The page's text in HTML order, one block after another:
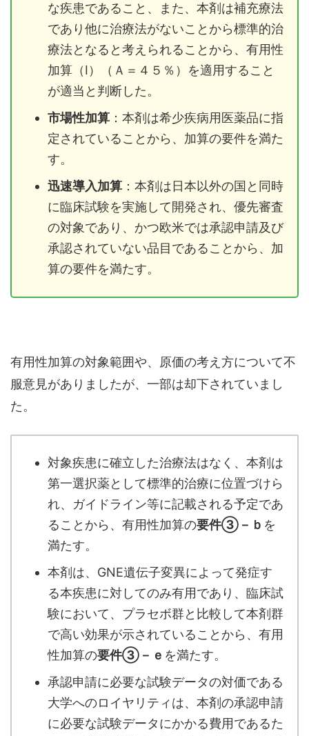
な疾患であること、また、本剤は補充療法
であり他に治療法がないことから標準的治
療法となると考えられることから、有用性
加算（Ⅰ）（Ａ＝４５％）を適用すること
が適当と判断した。
市場性加算 ：本剤は希少疾病用医薬品に指
定されていることから、加算の要件を満た
す。
迅速導入加算 ：本剤は日本以外の国と同時
に臨床試験を実施して開発され、優先審査
の対象であり、かつ欧米では承認申請及び
承認されていない品目であることから、加
算の要件を満たす。
有用性加算の対象範囲や、原価の考え方について不
服意見がありましたが、一部は却下されていまし
た。
対象疾患に確立した治療法はなく、本剤は
第一選択薬として標準的治療に位置づけら
れ、ガイドライン等に記載される予定であ
ることから、有用性加算の要件③－ｂ を
満たす。
本剤は、GNE遺伝子変異によって発症す
る本疾患に対してのみ有用であり、臨床試
験において、プラセボ群と比較して本剤群
で高い効果が示されていることから、有用
性加算の要件③－ｅ を満たす。
承認申請に必要な試験データの対価である
大学へのロイヤリティは、本剤の承認申請
に必要な試験データにかかる費用であるた